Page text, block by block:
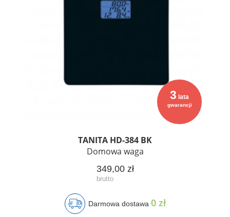
3 lata
gwarancji
TANITA HD-384 BK
Domowa waga
349,00 zł
Darmowa dostawa 0 zł